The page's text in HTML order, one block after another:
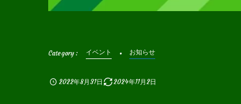
イベント お知らせ
2022年8月31日 2024年11月2日